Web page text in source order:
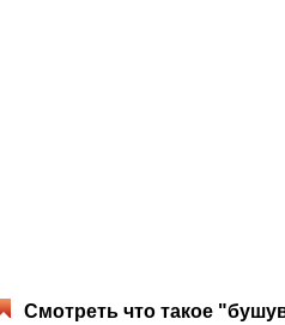
Смотреть что такое